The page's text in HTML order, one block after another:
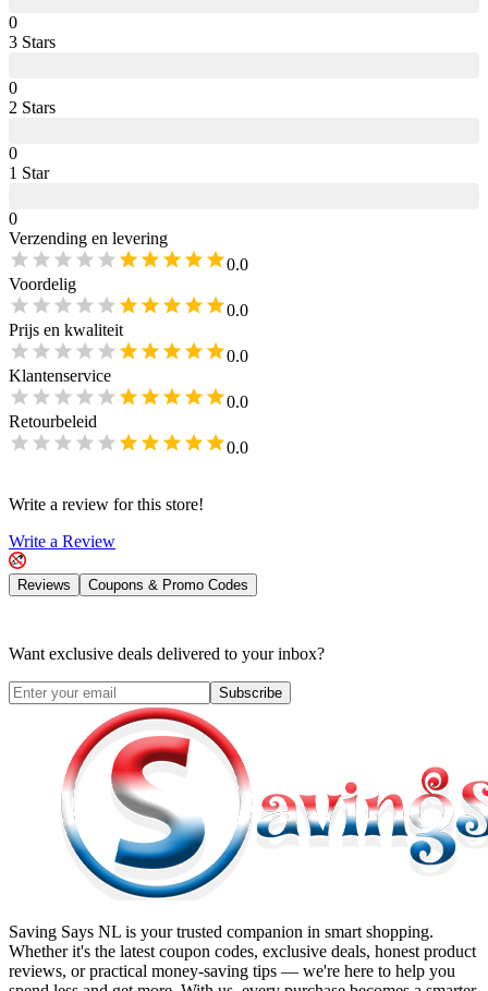
0
3 Stars
0
2 Stars
0
1 Star
0
Verzending en levering
0.0
Voordelig
0.0
Prijs en kwaliteit
0.0
Klantenservice
0.0
Retourbeleid
0.0
Write a review for this store!
Write a Review
Reviews Coupons & Promo Codes
Want exclusive deals delivered to your inbox?
Subscribe
Saving Says NL is your trusted companion in smart shopping.
Whether it's the latest coupon codes, exclusive deals, honest product
reviews, or practical money-saving tips — we're here to help you